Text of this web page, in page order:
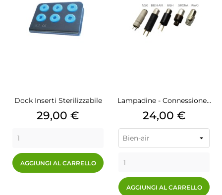
Dock Inserti Sterilizzabile
Prezzo
29,00 €
AGGIUNGI AL CARRELLO
Lampadine - Connessione...
Prezzo
24,00 €
AGGIUNGI AL CARRELLO